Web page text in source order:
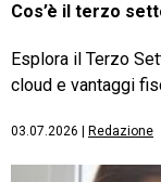
Cos’è il terzo
Esplora il Terzo
cloud e vantaggi
03.07.2026 Redazione